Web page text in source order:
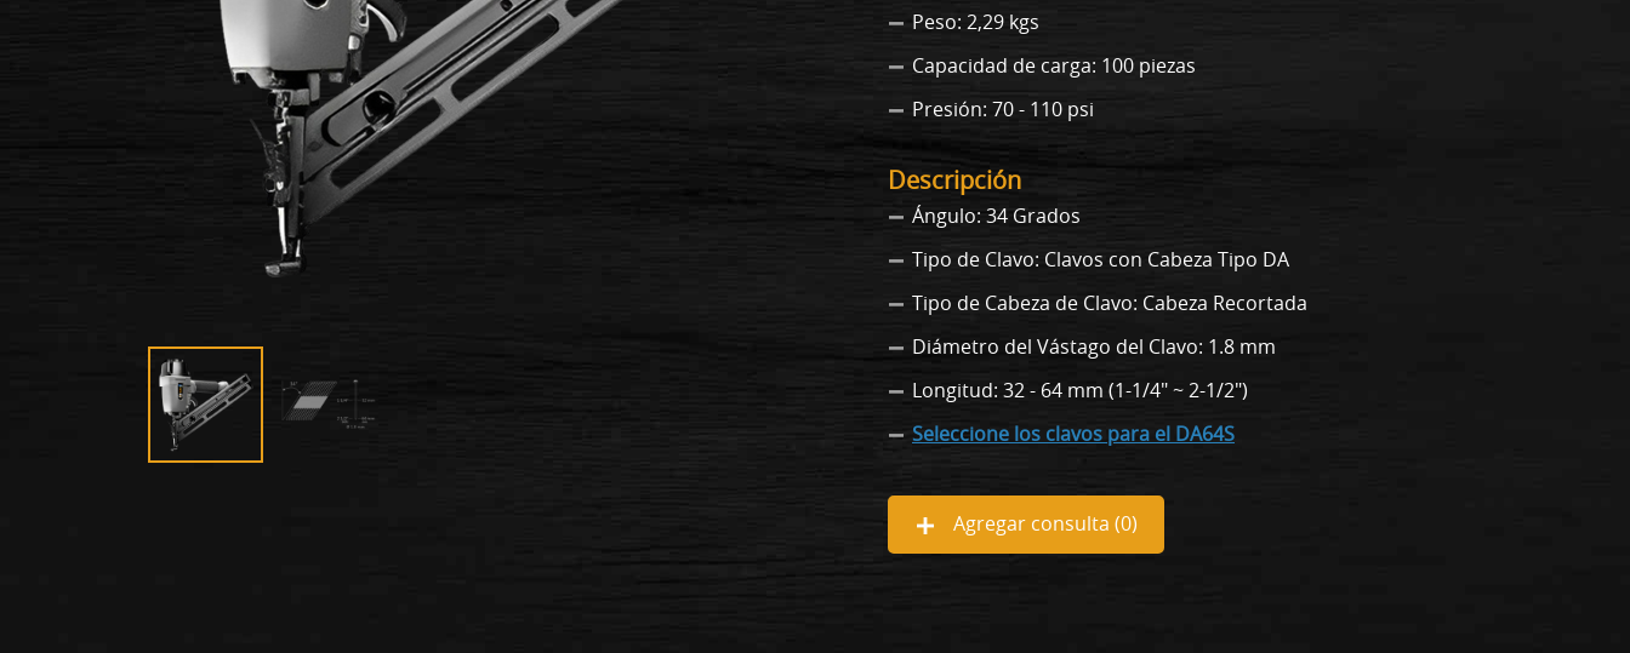
Peso: 2,29 kgs
Capacidad de carga: 100 piezas
Presión: 70 - 110 psi
Descripción
Ángulo: 34 Grados
Tipo de Clavo: Clavos con Cabeza Tipo DA
Tipo de Cabeza de Clavo: Cabeza Recortada
Diámetro del Vástago del Clavo: 1.8 mm
Longitud: 32 - 64 mm (1-1/4" ~ 2-1/2")
Seleccione los clavos para el DA64S
Agregar consulta (0)